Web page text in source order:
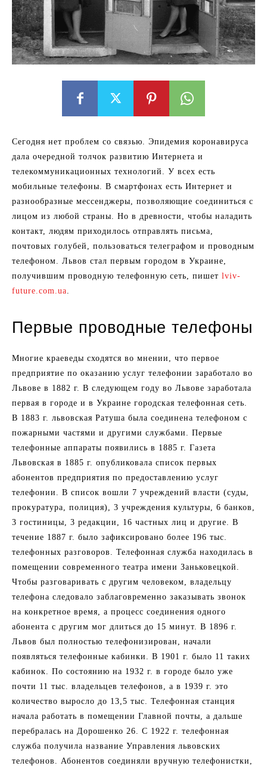
Сегодня нет проблем со связью. Эпидемия коронавируса
дала очередной толчок развитию Интернета и
телекоммуникационных технологий. У всех есть
мобильные телефоны. В смартфонах есть Интернет и
разнообразные мессенджеры, позволяющие соединиться с
лицом из любой страны. Но в древности, чтобы наладить
контакт, людям приходилось отправлять письма,
почтовых голубей, пользоваться телеграфом и проводным
телефоном. Львов стал первым городом в Украине,
получившим проводную телефонную сеть, пишет lviv-
future.com.ua.
Первые проводные телефоны
Многие краеведы сходятся во мнении, что первое
предприятие по оказанию услуг телефонии заработало во
Львове в 1882 г. В следующем году во Львове заработала
первая в городе и в Украине городская телефонная сеть.
В 1883 г. львовская Ратуша была соединена телефоном с
пожарными частями и другими службами. Первые
телефонные аппараты появились в 1885 г. Газета
Львовская в 1885 г. опубликовала список первых
абонентов предприятия по предоставлению услуг
телефонии. В список вошли 7 учреждений власти (суды,
прокуратура, полиция), 3 учреждения культуры, 6 банков,
3 гостиницы, 3 редакции, 16 частных лиц и другие. В
течение 1887 г. было зафиксировано более 196 тыс.
телефонных разговоров. Телефонная служба находилась в
помещении современного театра имени Заньковецкой.
Чтобы разговаривать с другим человеком, владельцу
телефона следовало заблаговременно заказывать звонок
на конкретное время, а процесс соединения одного
абонента с другим мог длиться до 15 минут. В 1896 г.
Львов был полностью телефонизирован, начали
появляться телефонные кабинки. В 1901 г. было 11 таких
кабинок. По состоянию на 1932 г. в городе было уже
почти 11 тыс. владельцев телефонов, а в 1939 г. это
количество выросло до 13,5 тыс. Телефонная станция
начала работать в помещении Главной почты, а дальше
перебралась на Дорошенко 26. С 1922 г. телефонная
служба получила название Управления львовских
телефонов. Абонентов соединяли вручную телефонистки,